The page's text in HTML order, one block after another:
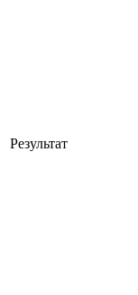
Результат